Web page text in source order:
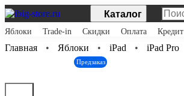
Каталог
Яблоки
Trade-in Скидки Оплата Кредит
Главная Яблоки iPad iPad Pro
Предзаказ